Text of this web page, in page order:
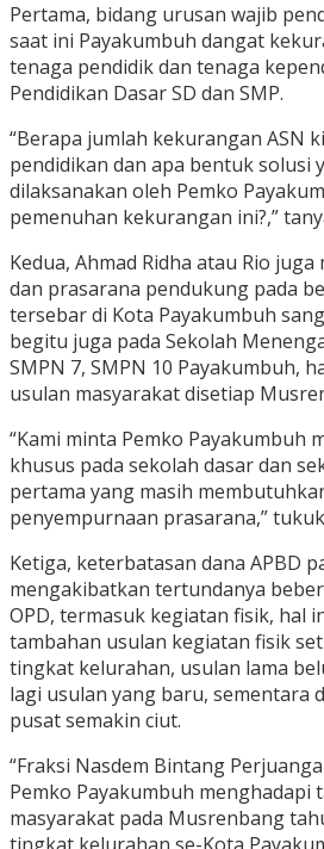
Pertama, bidang urusan wajib
saat ini Payakumbuh dangat
tenaga pendidik dan tenaga
Pendidikan Dasar SD dan SMP.
“Berapa jumlah kekurangan ASN
pendidikan dan apa bentuk solusi
dilaksanakan oleh Pemko
pemenuhan kekurangan ini?,”
Kedua, Ahmad Ridha atau Rio
dan prasarana pendukung pada
tersebar di Kota Payakumbuh
begitu juga pada Sekolah
SMPN 7, SMPN 10 Payakumbuh,
usulan masyarakat disetiap
“Kami minta Pemko Payakumbuh
khusus pada sekolah dasar dan
pertama yang masih
penyempurnaan prasarana,”
Ketiga, keterbatasan dana APBD
mengakibatkan tertundanya
OPD, termasuk kegiatan fisik, hal
tambahan usulan kegiatan fisik
tingkat kelurahan, usulan lama
lagi usulan yang baru, sementara
pusat semakin ciut.
“Fraksi Nasdem Bintang
Pemko Payakumbuh menghadapi
masyarakat pada Musrenbang